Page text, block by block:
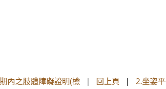
內之肢體障礙證明(檢 | 回上頁 | 2.坐姿